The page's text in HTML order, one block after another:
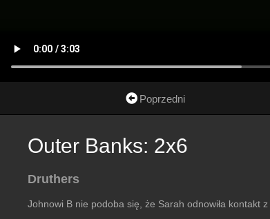
Poprzedni
Outer Banks: 2x6
Druthers
Johnowi B nie podoba się, że Sarah odnowiła kontakt